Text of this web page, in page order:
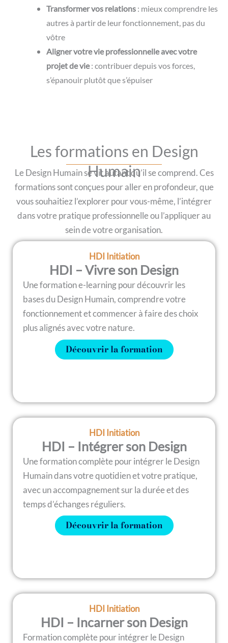
Transformer vos relations : mieux comprendre les
autres à partir de leur fonctionnement, pas du
vôtre
Aligner votre vie professionnelle avec votre
projet de vie: contribuer depuis vos forces,
s’épanouir plutôt que s’épuiser
Les formations en Design
Humain
Le Design Humain se vit autant qu’il se comprend. Ces
formations sont conçues pour aller en profondeur, que
vous souhaitiez l’explorer pour vous-même, l’intégrer
dans votre pratique professionnelle ou l’appliquer au
sein de votre organisation.
HDI Initiation
HDI – Vivre son Design
Une formation e-learning pour découvrir les
bases du Design Humain, comprendre votre
fonctionnement et commencer à faire des choix
plus alignés avec votre nature.
Découvrir la formation
HDI Initiation
HDI – Intégrer son Design
Une formation complète pour intégrer le Design
Humain dans votre quotidien et votre pratique,
avec un accompagnement sur la durée et des
temps d’échanges réguliers.
Découvrir la formation
HDI Initiation
HDI – Incarner son Design
Formation complète pour intégrer le Design